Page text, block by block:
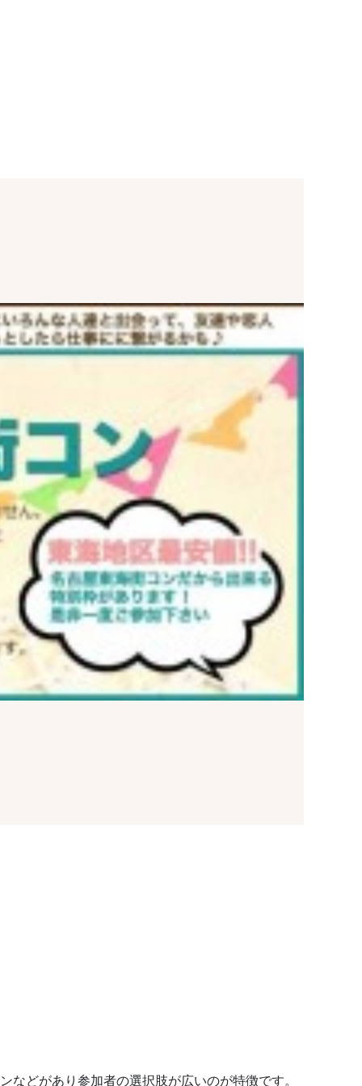
どがあり参加者の選択肢が広いのが特徴です。